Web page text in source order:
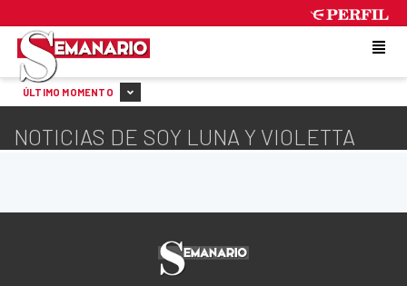
ÚLTIMO MOMENTO
NOTICIAS DE SOY LUNA Y VIOLETTA